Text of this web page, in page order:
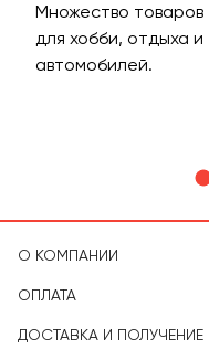
Множество товаров
для хобби, отдыха и
автомобилей.
О КОМПАНИИ
ОПЛАТА
ДОСТАВКА И ПОЛУЧЕНИЕ